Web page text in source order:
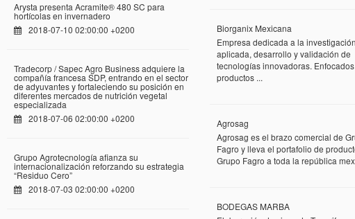
Arysta presenta Acramite® 480 SC para
hortícolas en invernadero
2018-07-10 02:00:00 +0200
Tradecorp / Sapec Agro Business adquiere la
compañía francesa SDP, entrando en el sector
de adyuvantes y fortaleciendo su posición en
diferentes mercados de nutrición vegetal
especializada
2018-07-06 02:00:00 +0200
Grupo Agrotecnología afianza su
internacionalización reforzando su estrategia
“Residuo Cero”
2018-07-03 02:00:00 +0200
Biorganix Mexicana
Empresa dedicada a la investigación
aplicada, desarrollo y validación de
tecnologías innovadoras.
productos ...
Agrosag
Agrosag es el brazo comercial de
Fagro y lleva el portafolio de
Grupo Fagro a toda la república
BODEGAS MARBA